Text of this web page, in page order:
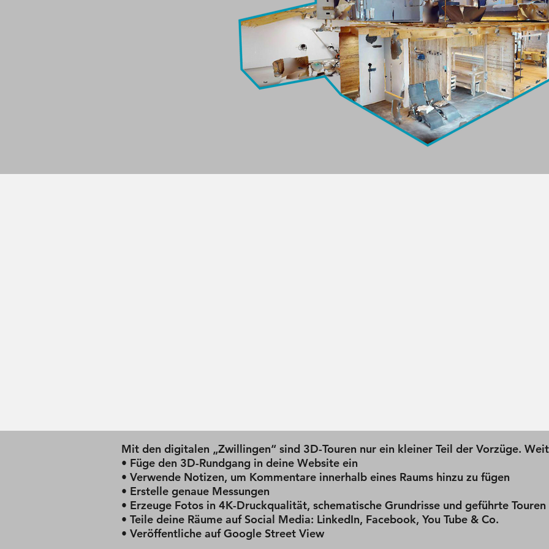
Mit den digitalen „Zwillingen“ sind 3D-Touren nur ein kleiner Teil der Vorzüge.
• Füge den 3D-Rundgang in deine Website ein
• Verwende Notizen, um Kommentare innerhalb eines Raums hinzu zu fügen
• Erstelle genaue Messungen
• Erzeuge Fotos in 4K-Druckqualität, schematische Grundrisse und geführte Touren
• Teile deine Räume auf Social Media: LinkedIn, Facebook, You Tube & Co.
• Veröffentliche auf Google Street View